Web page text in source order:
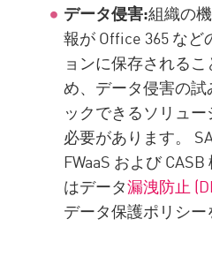
データ侵害:組織の
報が Office 365 など
ョンに保存される
め、データ侵害の
ックできるソリュ
必要があります。
FWaaS および
はデータ漏洩防止
データ保護ポリシー